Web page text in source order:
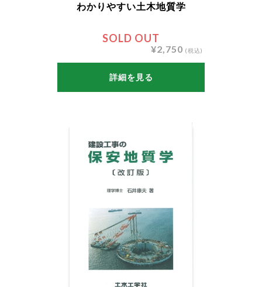
SOLD OUT
わかりやすい土木地質学
¥2,750 (税込)
詳細を見る